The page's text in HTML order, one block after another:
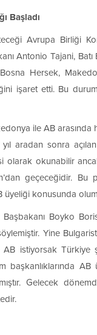
Başladı
Avrupa Birliği
Antonio Tajani, Batı
Hersek,
işaret etti. Bu
ile AB
aradan sonra
okunabilir
geçeceğidir.
üyeliği konusunda
Boyko
Yine
istiyorsak Türkiye
başkanlıklarında
Gelecek